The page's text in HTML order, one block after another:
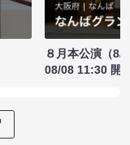
８月本公演（8/
08/08 11:30 開